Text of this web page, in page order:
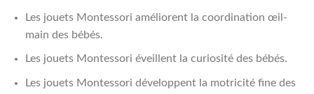
Les jouets Montessori améliorent la coordination œil-
main des bébés.
Les jouets Montessori éveillent la curiosité des bébés.
Les jouets Montessori développent la motricité fine des